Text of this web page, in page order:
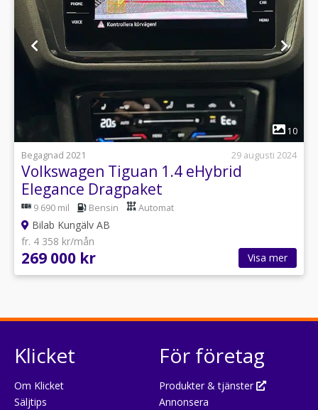
1
10
Begagnad 2021
29 augusti 2024
Volkswagen Tiguan 1.4 eHybrid
Elegance Dragpaket
9 690 mil Bensin Automat
Bilab Kungälv AB
fr. 4 358 kr/mån
269 000 kr Visa mer
Klicket
Om Klicket
Säljtips
För företag
Produkter & tjänster
Annonsera